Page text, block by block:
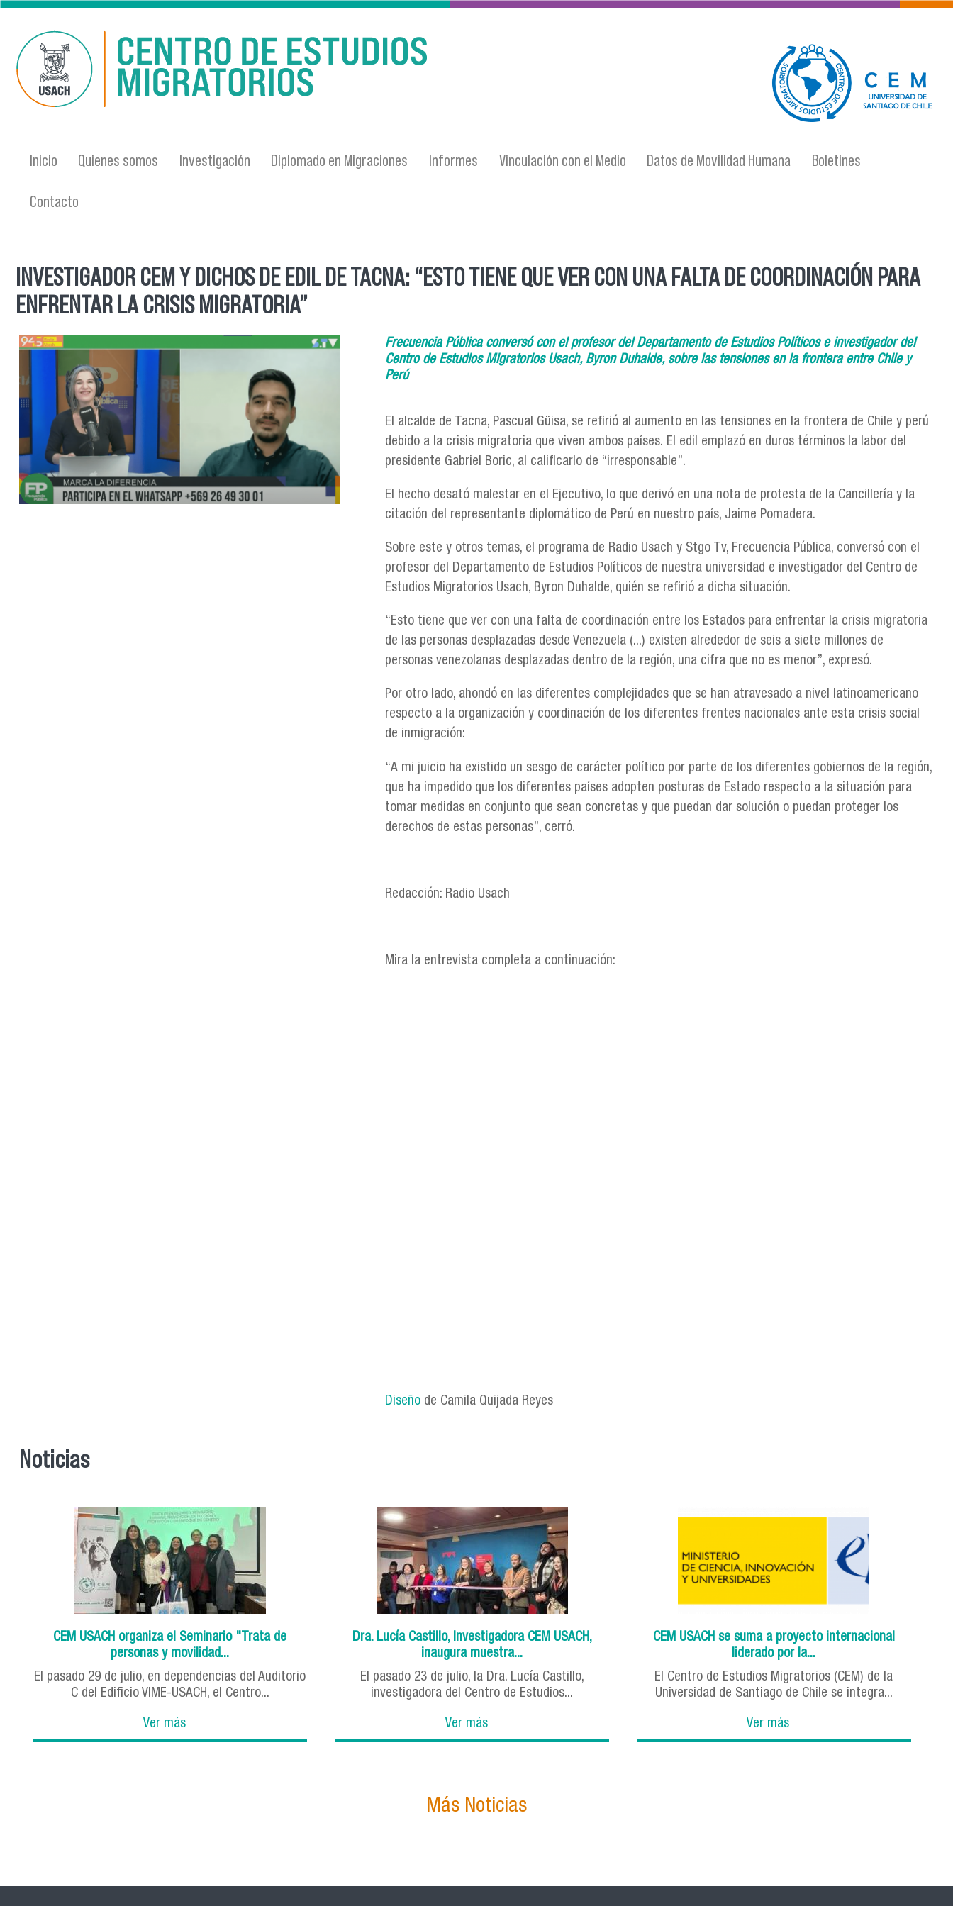
Pasar al contenido principal
logo-cem-final.jpg
Inicio Quienes somos Investigación Diplomado en Migraciones Informes Vinculación con el Medio Datos de Movilidad Humana Boletines
Contacto
Se encuentra usted aquí
INVESTIGADOR CEM Y DICHOS DE EDIL DE TACNA: “ESTO TIENE QUE VER CON UNA FALTA DE COORDINACIÓN PARA
ENFRENTAR LA CRISIS MIGRATORIA”
Frecuencia Pública conversó con el profesor del Departamento de Estudios Políticos e investigador del
Centro de Estudios Migratorios Usach, Byron Duhalde, sobre las tensiones en la frontera entre Chile y
Perú
El alcalde de Tacna, Pascual Güisa, se refirió al aumento en las tensiones en la frontera de Chile y perú
debido a la crisis migratoria que viven ambos países. El edil emplazó en duros términos la labor del
presidente Gabriel Boric, al calificarlo de “irresponsable”.
El hecho desató malestar en el Ejecutivo, lo que derivó en una nota de protesta de la Cancillería y la
citación del representante diplomático de Perú en nuestro país, Jaime Pomadera.
Sobre este y otros temas, el programa de Radio Usach y Stgo Tv, Frecuencia Pública, conversó con el
profesor del Departamento de Estudios Políticos de nuestra universidad e investigador del Centro de
Estudios Migratorios Usach, Byron Duhalde, quién se refirió a dicha situación.
“Esto tiene que ver con una falta de coordinación entre los Estados para enfrentar la crisis migratoria
de las personas desplazadas desde Venezuela (...) existen alrededor de seis a siete millones de
personas venezolanas desplazadas dentro de la región, una cifra que no es menor”, expresó.
Por otro lado, ahondó en las diferentes complejidades que se han atravesado a nivel latinoamericano
respecto a la organización y coordinación de los diferentes frentes nacionales ante esta crisis social
de inmigración:
“A mi juicio ha existido un sesgo de carácter político por parte de los diferentes gobiernos de la región,
que ha impedido que los diferentes países adopten posturas de Estado respecto a la situación para
tomar medidas en conjunto que sean concretas y que puedan dar solución o puedan proteger los
derechos de estas personas”, cerró.
Redacción: Radio Usach
Mira la entrevista completa a continuación:
Diseño de Camila Quijada Reyes
Noticias
CEM USACH organiza el Seminario "Trata de
personas y movilidad...
El pasado 29 de julio, en dependencias del Auditorio
C del Edificio VIME-USACH, el Centro...
Ver más
Dra. Lucía Castillo, Investigadora CEM USACH,
inaugura muestra...
El pasado 23 de julio, la Dra. Lucía Castillo,
investigadora del Centro de Estudios...
Ver más
CEM USACH se suma a proyecto internacional
liderado por la...
El Centro de Estudios Migratorios (CEM) de la
Universidad de Santiago de Chile se integra...
Ver más
Más Noticias